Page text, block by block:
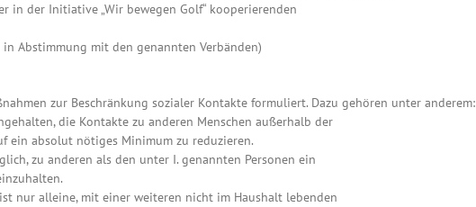
in der Initiative „Wir bewegen Golf“ kooperierenden
Abstimmung mit den genannten Verbänden)
zur Beschränkung sozialer Kontakte formuliert. Dazu gehören unter anderem:
die Kontakte zu anderen Menschen außerhalb der
ein absolut nötiges Minimum zu reduzieren.
zu anderen als den unter I. genannten Personen ein
nur alleine, mit einer weiteren nicht im Haushalt lebenden